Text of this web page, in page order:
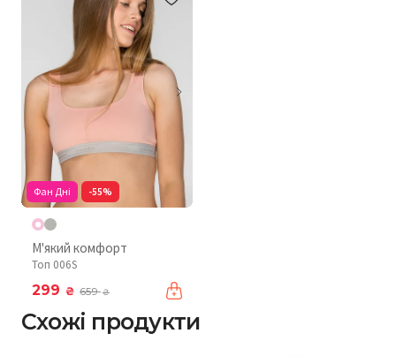
Фан Дні -55%
М'який комфорт
Топ 006S
299 ₴ 659₴
Схожі продукти